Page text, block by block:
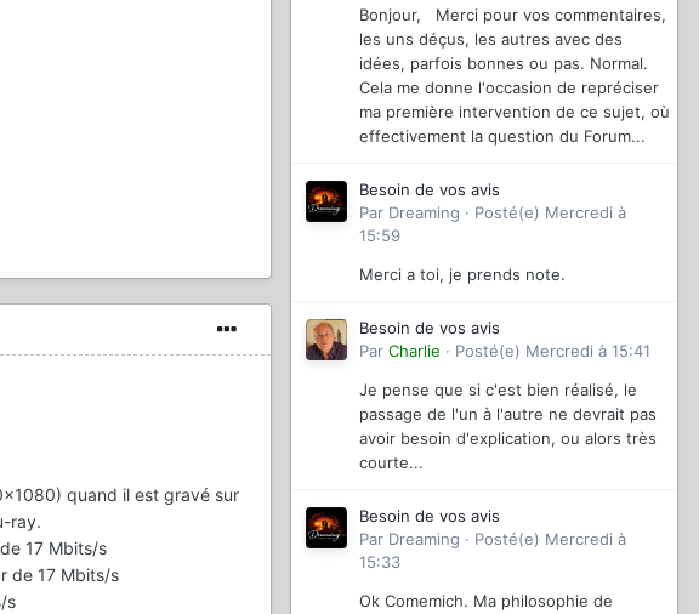
quand il est gravé sur
ray.
17 Mbits/s
de 17 Mbits/s
s
Bonjour, Merci pour vos commentaires,
les uns déçus, les autres avec des
idées, parfois bonnes ou pas. Normal.
Cela me donne l'occasion de repréciser
ma première intervention de ce sujet, où
effectivement la question du Forum...
Besoin de vos avis
Par Dreaming · Posté(e) Mercredi à
15:59
Merci a toi, je prends note.
Besoin de vos avis
Par Charlie · Posté(e) Mercredi à 15:41
Je pense que si c'est bien réalisé, le
passage de l'un à l'autre ne devrait pas
avoir besoin d'explication, ou alors très
courte...
Besoin de vos avis
Par Dreaming · Posté(e) Mercredi à
15:33
Ok Comemich. Ma philosophie de